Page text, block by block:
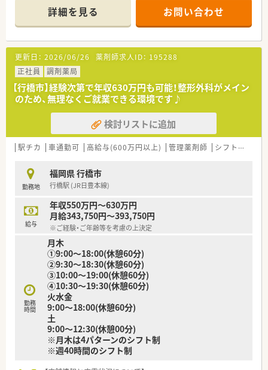
1日あたり60枚応需します。
■店舗のスタッフ体制は、常勤の薬剤師3名と事務員3名が在籍
し協力して業務にあたります。
【法人特徴について】
■福岡県内を中心にして51店舗の調剤薬局を展開し、地域に根
ざした医療を提供しています。
■東証プライム上場企業のグループ会社であり、安定した経営基
盤と厚い福利厚生が魅力です。
■患者さまの生活の質や日常生活動作を考慮した、丁寧な服薬指
導を企業理念としています。
【こんな取り組みをしています】
■地域住民の方々を対象とした健康フェアを定期的に開催し、健
■外部から専門の講師を店舗に招き入れ、地域の皆さまへ向けた
予防医療の講座を積極的に実施中です。
■薬剤師の負担を少しでも軽減するため、最新の調剤機器を導入
して作業の自動化を力強く推進しています。
【こんな方にオススメ】
■17時半までの勤務で残業が少ないため、仕事終わりのプライ
ベートな時間を充実させたい方にオススメです。
■大手グループの安定した経営基盤のもと、手厚い福利厚生を受
けながら安心して長く働き続けたい方です。
■さまざまな科目の処方箋に幅広く触れながら、薬剤師としての
確かな知識と経験を身につけたい方です。
詳細を見る お問い合わせ
更新日： 2026/06/26 薬剤師求人ID： 195288
正社員
調剤薬局
【行橋市】経験次第で年収630万円も可能！整形外科がメイン
のため、無理なくご就業できる環境です♪
検討リストに追加
駅チカ 車通勤可 高給与(600万円以上) 管理薬剤師 シフト制
勤務地
福岡県 行橋市
行橋駅 (JR日豊本線)
給与
年収550万円～630万円
月給343,750円～393,750円
※ご経験・ご年齢等を考慮の上決定
勤務
時間
月木
➀9:00～18:00(休憩60分)
➁9:30～18:30(休憩60分)
③10:00～19:00(休憩60分)
④10:30～19:30(休憩60分)
火水金
9:00～18:00(休憩60分)
土
9:00～12:30(休憩00分)
※月木は4パターンのシフト制
※週40時間のシフト制